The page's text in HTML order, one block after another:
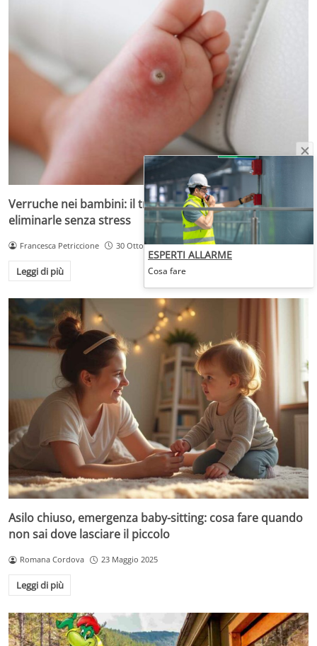
Verruche nei bambini: il trattamento più adatto per
eliminarle senza stress
Francesca Petriccione 30 Ottobre 2025
Leggi di più
Asilo chiuso, emergenza baby-sitting: cosa fare quando
non sai dove lasciare il piccolo
Romana Cordova 23 Maggio 2025
Leggi di più
ESPERTI ALLARME
Cosa fare